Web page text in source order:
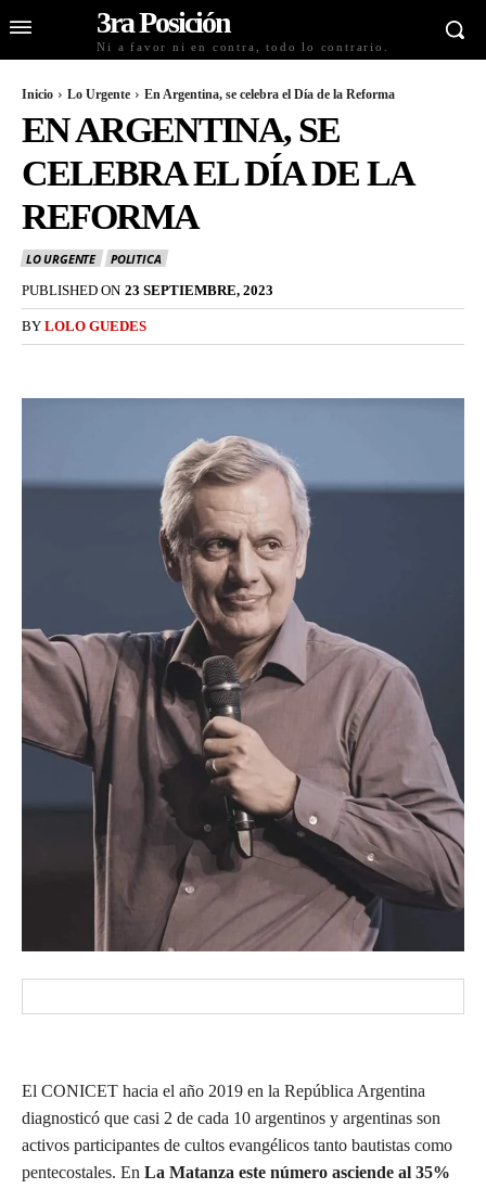
3ra Posición
Ni a favor ni en contra, todo lo contrario.
Inicio Lo Urgente En Argentina, se celebra el Día de la Reforma
EN ARGENTINA, SE
CELEBRA EL DÍA DE LA
REFORMA
LO URGENTE
POLITICA
PUBLISHED ON 23 SEPTIEMBRE, 2023
BY LOLO GUEDES
El CONICET hacia el año 2019 en la República Argentina
diagnosticó que casi 2 de cada 10 argentinos y argentinas son
activos participantes de cultos evangélicos tanto bautistas como
pentecostales. En La Matanza este número asciende al 35%